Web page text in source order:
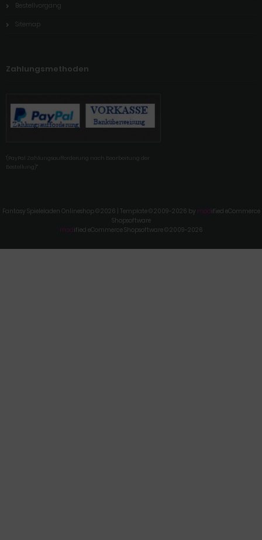
Bestellvorgang
Sitemap
Zahlungsmethoden
'(PayPal Zahlungsaufforderung nach Bearbeitung der
Bestellung)'"
Fantasy Spieleladen Onlineshop © 2026 | Template © 2009-2026 by modified eCommerce
Shopsoftware
modified eCommerce Shopsoftware © 2009-2026